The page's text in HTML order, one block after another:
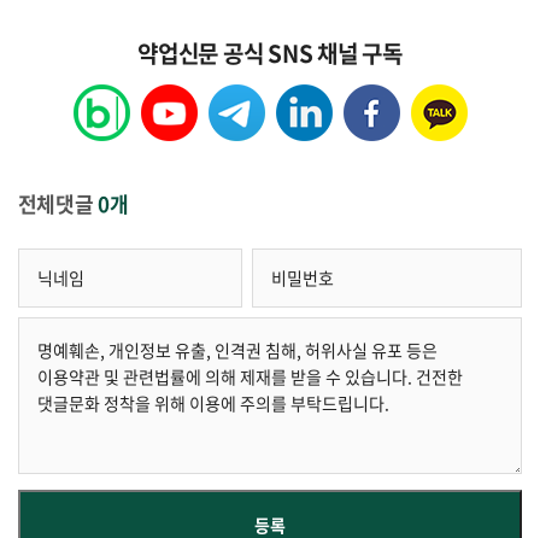
약업신문 공식 SNS 채널 구독
전체댓글0개